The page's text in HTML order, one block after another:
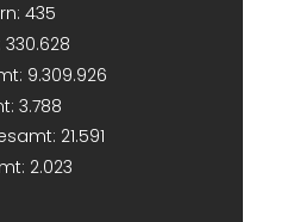
435
330.628
9.309.926
3.788
21.591
2.023